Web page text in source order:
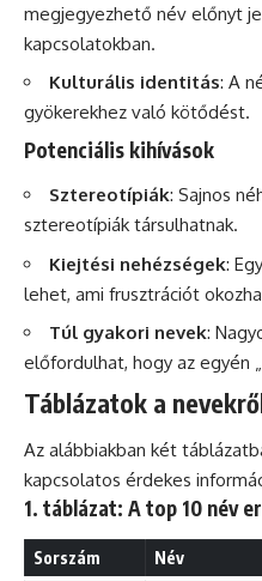
megjegyezhető név előnyt
kapcsolatokban.
Kulturális identitás: A
gyökerekhez való kötődést.
Potenciális kihívások
Sztereotípiák: Sajnos
sztereotípiák társulhatnak.
Kiejtési nehézségek:
lehet, ami frusztrációt
Túl gyakori nevek:
előfordulhat, hogy az egyén
Táblázatok a
Az alábbiakban két
kapcsolatos érdekes
1. táblázat: A top 10 név
Sorszám Név